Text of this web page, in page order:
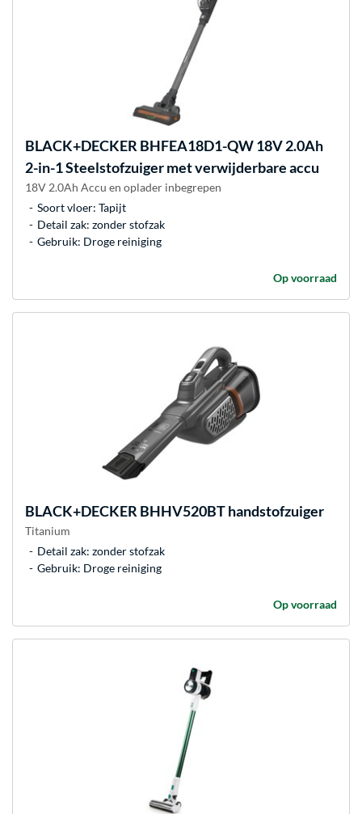
BLACK+DECKER BHFEA18D1-QW 18V 2.0Ah
2-in-1 Steelstofzuiger met verwijderbare accu
18V 2.0Ah Accu en oplader inbegrepen
Soort vloer: Tapijt
Detail zak: zonder stofzak
Gebruik: Droge reiniging
Op voorraad
BLACK+DECKER BHHV520BT handstofzuiger
Titanium
Detail zak: zonder stofzak
Gebruik: Droge reiniging
Op voorraad